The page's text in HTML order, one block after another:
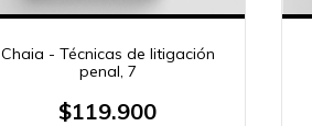
Chaia - Técnicas de litigación
penal, 7
$119.900